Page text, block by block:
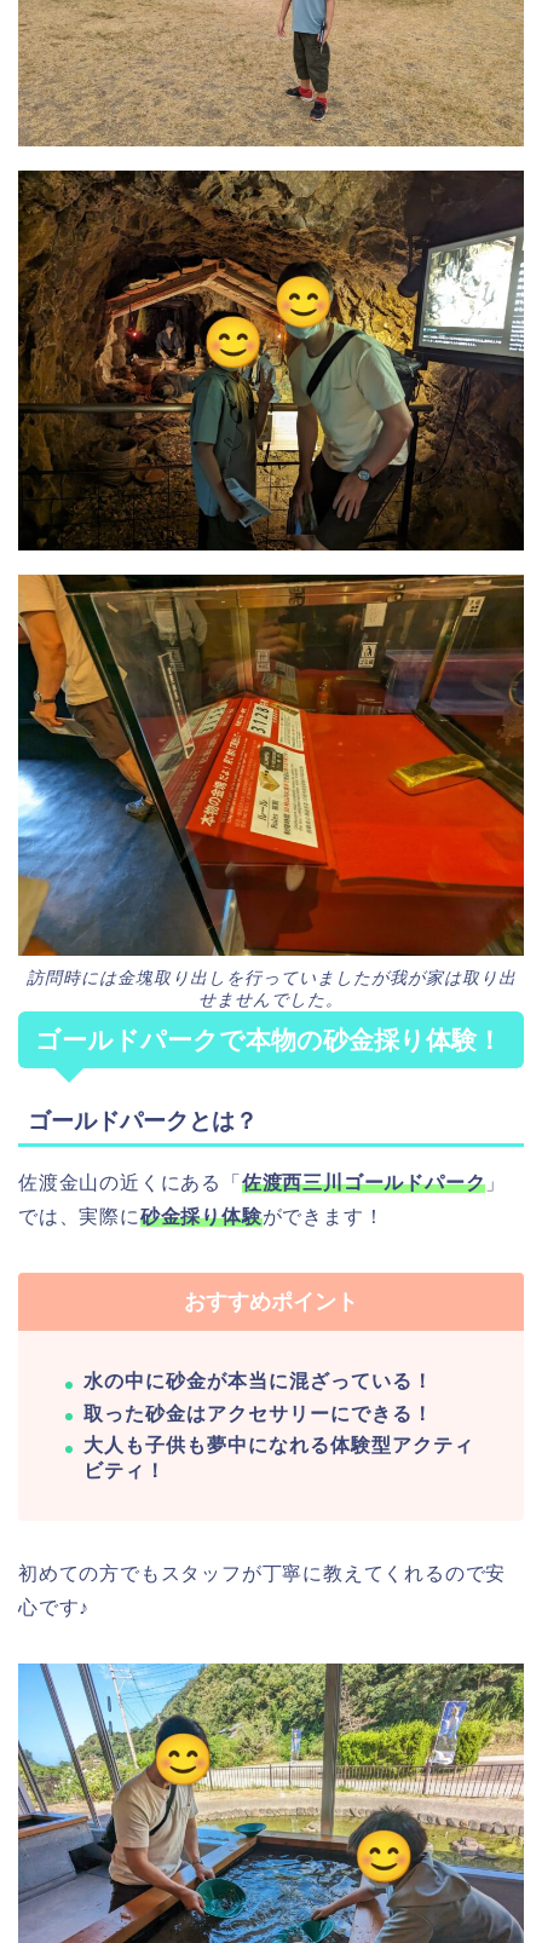
訪問時には金塊取り出しを行っていましたが我が家は取り出
せませんでした。
ゴールドパークで本物の砂金採り体験！
ゴールドパークとは？
佐渡金山の近くにある「 佐渡西三川ゴールドパーク 」
では、実際に砂金採り体験ができます！
おすすめポイント
水の中に砂金が本当に混ざっている！
取った砂金はアクセサリーにできる！
大人も子供も夢中になれる体験型アクティ
ビティ！
初めての方でもスタッフが丁寧に教えてくれるので安
心です♪